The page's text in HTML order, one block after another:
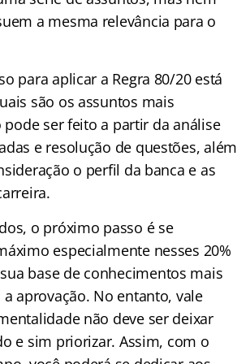
a mesma relevância para o
para aplicar a Regra 80/20 está
são os assuntos mais
pode ser feito a partir da análise
e resolução de questões, além
o perfil da banca e as
o próximo passo é se
especialmente nesses 20%
base de conhecimentos mais
aprovação. No entanto, vale
não deve ser deixar
e sim priorizar. Assim, com o